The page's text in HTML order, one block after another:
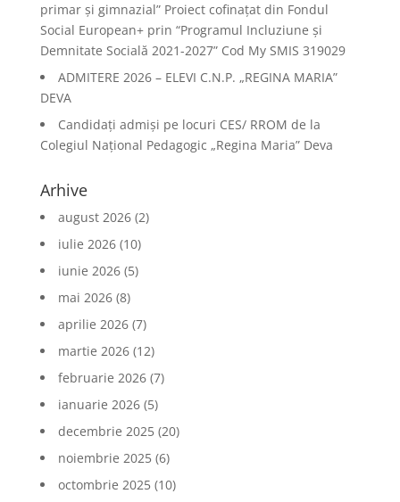
primar și gimnazial” Proiect cofinațat din Fondul
Social European+ prin “Programul Incluziune și
Demnitate Socială 2021-2027” Cod My SMIS 319029
ADMITERE 2026 – ELEVI C.N.P. „REGINA MARIA”
DEVA
Candidați admiși pe locuri CES/ RROM de la
Colegiul Național Pedagogic „Regina Maria” Deva
Arhive
august 2026(2)
iulie 2026(10)
iunie 2026(5)
mai 2026(8)
aprilie 2026(7)
martie 2026(12)
februarie 2026(7)
ianuarie 2026(5)
decembrie 2025(20)
noiembrie 2025(6)
octombrie 2025(10)